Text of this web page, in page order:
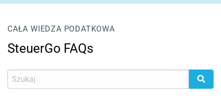
CAŁA WIEDZA PODATKOWA
SteuerGo FAQs